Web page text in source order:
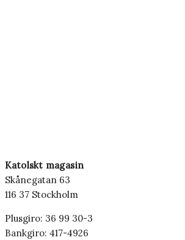
Katolskt magasin
Skånegatan 63
116 37 Stockholm
Plusgiro: 36 99 30-3
Bankgiro: 417-4926